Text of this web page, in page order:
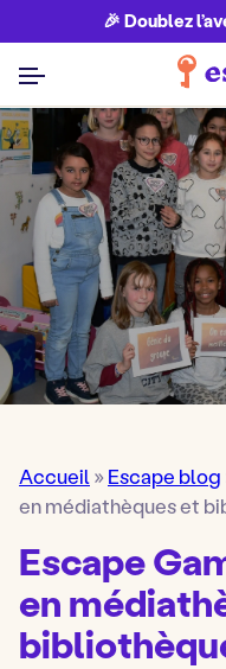
🎉 Doublez
Accueil»Escape blog
en médiathèques et
Escape
en